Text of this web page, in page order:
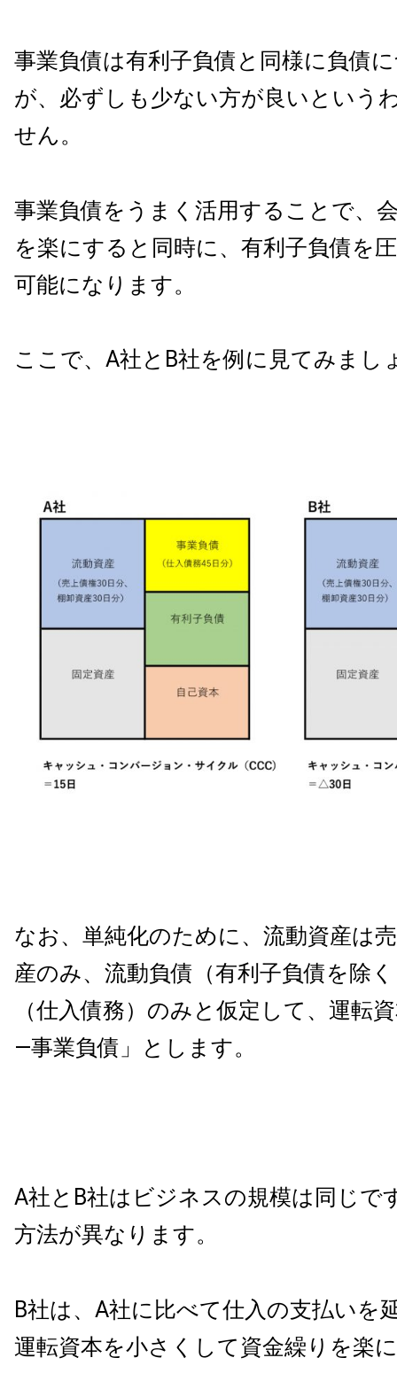
事業負債は有利子負債と同様に負債
が、必ずしも少ない方が良いという
せん。
事業負債をうまく活用することで、
を楽にすると同時に、有利子負債を
可能になります。
ここで、A社とB社を例に見てみまし
なお、単純化のために、流動資産は
産のみ、流動負債（有利子負債を除
（仕入債務）のみと仮定して、運転
―事業負債」とします。
A社とB社はビジネスの規模は同じで
方法が異なります。
B社は、A社に比べて仕入の支払いを
運転資本を小さくして資金繰りを楽